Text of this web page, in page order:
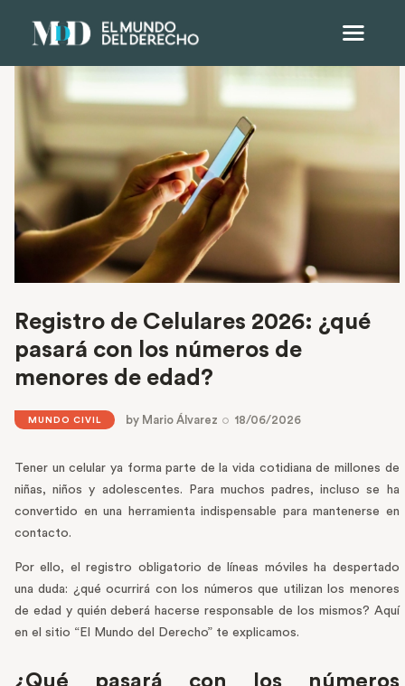
Registro de Celulares 2026: ¿qué
pasará con los números de
menores de edad?
MUNDO CIVIL by Mario Álvarez 18/06/2026
Tener un celular ya forma parte de la vida cotidiana de millones de
niñas, niños y adolescentes. Para muchos padres, incluso se ha
convertido en una herramienta indispensable para mantenerse en
contacto.
Por ello, el registro obligatorio de líneas móviles ha despertado
una duda: ¿qué ocurrirá con los números que utilizan los menores
de edad y quién deberá hacerse responsable de los mismos? Aquí
en el sitio “El Mundo del Derecho” te explicamos.
¿Qué pasará con los números